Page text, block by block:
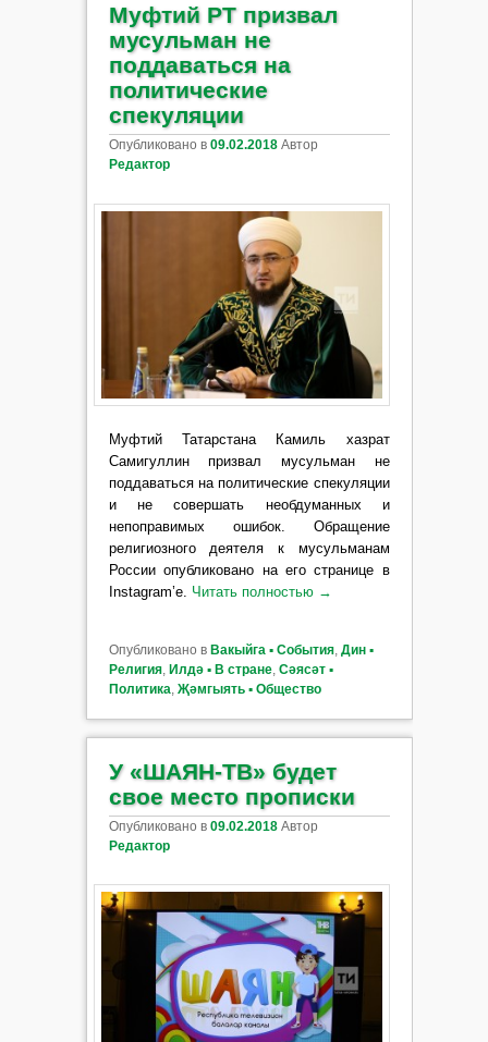
Муфтий РТ призвал
мусульман не
поддаваться на
политические
спекуляции
Опубликовано в 09.02.2018 Автор
Редактор
Муфтий Татарстана Камиль хазрат
Самигуллин призвал мусульман не
поддаваться на политические спекуляции
и не совершать необдуманных и
непоправимых ошибок. Обращение
религиозного деятеля к мусульманам
России опубликовано на его странице в
Instagram’е. Читать полностью →
Опубликовано в Вакыйга ▪ События, Дин ▪
Религия, Илдә ▪ В стране, Сәясәт ▪
Политика Җәмгыять ▪ Общество
У «ШАЯН-ТВ» будет
свое место прописки
Опубликовано в 09.02.2018 Автор
Редактор